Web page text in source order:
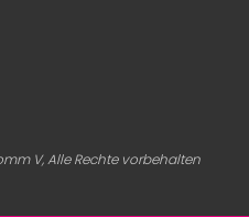
V, Alle Rechte vorbehalten